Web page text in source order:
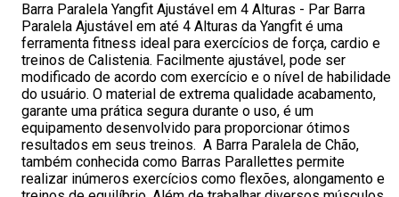
Barra Paralela Yangfit Ajustável em 4 Alturas - Par Barra
Paralela Ajustável em até 4 Alturas da Yangfit é uma
ferramenta fitness ideal para exercícios de força, cardio e
treinos de Calistenia. Facilmente ajustável, pode ser
modificado de acordo com exercício e o nível de habilidade
do usuário. O material de extrema qualidade acabamento,
garante uma prática segura durante o uso, é um
equipamento desenvolvido para proporcionar ótimos
resultados em seus treinos. A Barra Paralela de Chão,
também conhecida como Barras Parallettes permite
realizar inúmeros exercícios como flexões, alongamento e